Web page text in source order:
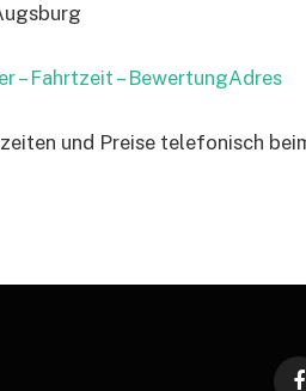
– Fahrtzeit – BewertungAdres
und Preise telefonisch